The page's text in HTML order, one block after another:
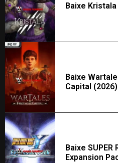
Baixe Kristala
Baixe
Capital (2026)
Baixe SUPER
Expansion